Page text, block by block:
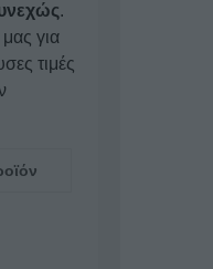
.
για
τιμές